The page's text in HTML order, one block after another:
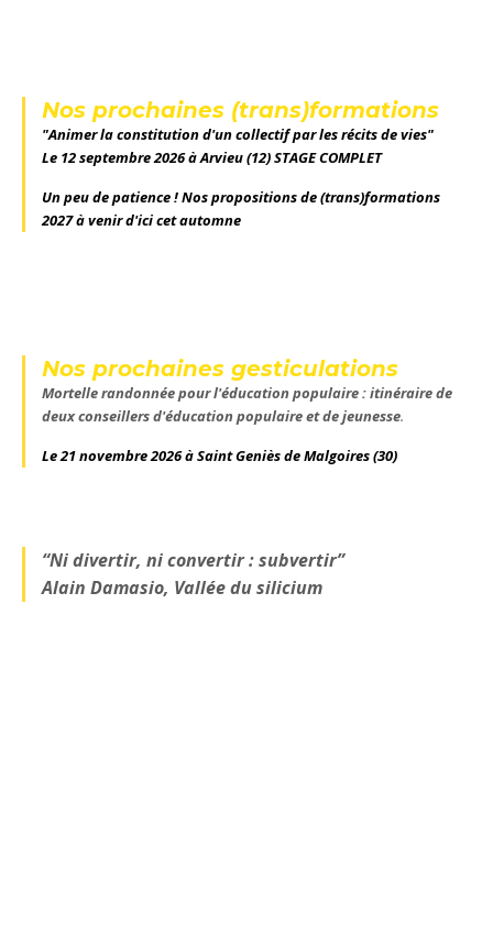
LIRE LA SUITE
LIRE LA SUITE
Nos prochaines (trans)formations
"Animer la constitution d'un collectif par les récits de vies"
Le 12 septembre 2026 à Arvieu (12) STAGE COMPLET
Un peu de patience ! Nos propositions de (trans)formations
2027 à venir d'ici cet automne
Nos prochaines gesticulations
Mortelle randonnée pour l'éducation populaire : itinéraire de
deux conseillers d'éducation populaire et de jeunesse.
Le 21 novembre 2026 à Saint Geniès de Malgoires(30)
“Ni divertir, ni convertir : subvertir”
Alain Damasio, Vallée du silicium